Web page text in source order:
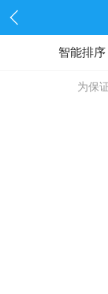
智能排序
为保